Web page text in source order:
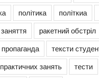
політика політкиа
ракетний обстріл
пропаганда
тексти
занять
тести